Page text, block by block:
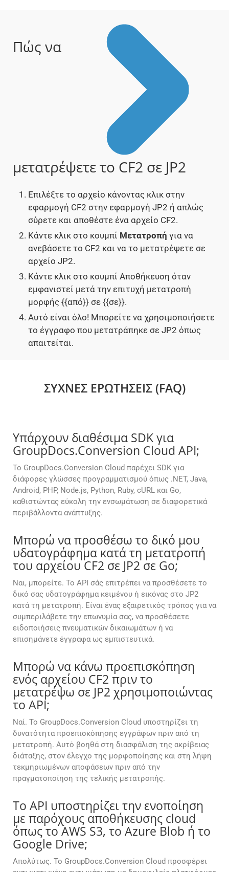
Πώς να
μετατρέψετε το CF2 σε JP2
Επιλέξτε το αρχείο κάνοντας κλικ στην
εφαρμογή CF2 στην εφαρμογή JP2 ή απλώς
σύρετε και αποθέστε ένα αρχείο CF2.
Κάντε κλικ στο κουμπί Μετατροπή για να
ανεβάσετε το CF2 και να το μετατρέψετε σε
αρχείο JP2.
Κάντε κλικ στο κουμπί Αποθήκευση όταν
εμφανιστεί μετά την επιτυχή μετατροπή
μορφής {{από}} σε {{σε}}.
Αυτό είναι όλο! Μπορείτε να χρησιμοποιήσετε
το έγγραφο που μετατράπηκε σε JP2 όπως
απαιτείται.
ΣΥΧΝΈΣ ΕΡΩΤΉΣΕΙΣ (FAQ)
Υπάρχουν διαθέσιμα SDK για
GroupDocs.Conversion Cloud API;
Το GroupDocs.Conversion Cloud παρέχει SDK για
διάφορες γλώσσες προγραμματισμού όπως .NET, Java,
Android, PHP, Node.js, Python, Ruby, cURL και Go,
καθιστώντας εύκολη την ενσωμάτωση σε διαφορετικά
περιβάλλοντα ανάπτυξης.
Μπορώ να προσθέσω το δικό μου
υδατογράφημα κατά τη μετατροπή
του αρχείου CF2 σε JP2 σε Go;
Ναι, μπορείτε. Το API σάς επιτρέπει να προσθέσετε το
δικό σας υδατογράφημα κειμένου ή εικόνας στο JP2
κατά τη μετατροπή. Είναι ένας εξαιρετικός τρόπος για να
συμπεριλάβετε την επωνυμία σας, να προσθέσετε
ειδοποιήσεις πνευματικών δικαιωμάτων ή να
επισημάνετε έγγραφα ως εμπιστευτικά.
Μπορώ να κάνω προεπισκόπηση
ενός αρχείου CF2 πριν το
μετατρέψω σε JP2 χρησιμοποιώντας
το API;
Ναί. Το GroupDocs.Conversion Cloud υποστηρίζει τη
δυνατότητα προεπισκόπησης εγγράφων πριν από τη
μετατροπή. Αυτό βοηθά στη διασφάλιση της ακρίβειας
διάταξης, στον έλεγχο της μορφοποίησης και στη λήψη
τεκμηριωμένων αποφάσεων πριν από την
πραγματοποίηση της τελικής μετατροπής.
Το API υποστηρίζει την ενοποίηση
με παρόχους αποθήκευσης cloud
όπως το AWS S3, το Azure Blob ή το
Google Drive;
Απολύτως. Το GroupDocs.Conversion Cloud προσφέρει